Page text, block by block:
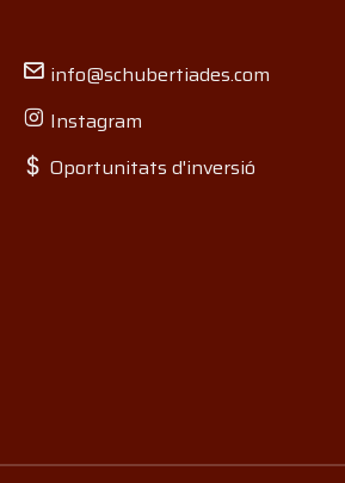
info@schubertiades.com
Instagram
Oportunitats d'inversió